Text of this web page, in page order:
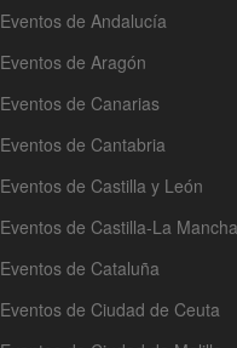
Eventos de Andalucía
Eventos de Aragón
Eventos de Canarias
Eventos de Cantabria
Eventos de Castilla y León
Eventos de Castilla-La Mancha
Eventos de Cataluña
Eventos de Ciudad de Ceuta